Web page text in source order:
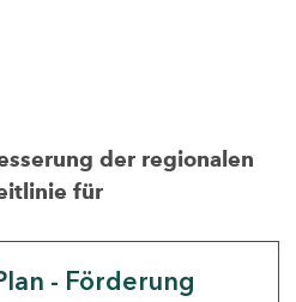
der regionalen
für
- Förderung